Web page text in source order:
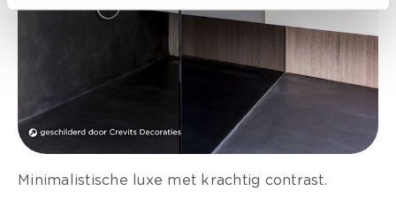
Minimalistische luxe met krachtig contrast.